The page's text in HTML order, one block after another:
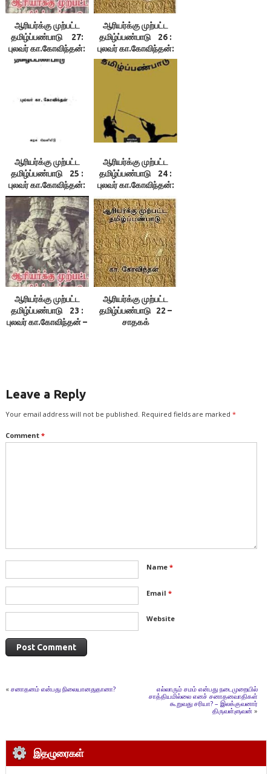
ஆரியர்க்கு முற்பட்ட
தமிழ்ப்பண்பாடு 27:
புலவர் கா.கோவிந்தன்:
சந்திரகுப்புதனும் தென்
ஆரியர்க்கு முற்பட்ட
தமிழ்ப்பண்பாடு 26 :
புலவர் கா.கோவிந்தன்:
சேர, சோழ, பாண்டிய
அரசுகள்
ஆரியர்க்கு முற்பட்ட
தமிழ்ப்பண்பாடு 25 :
புலவர் கா.கோவிந்தன்:
காத்தியாயனரும்
பதஞ்சலியும்
ஆரியர்க்கு முற்பட்ட
தமிழ்ப்பண்பாடு 24 :
புலவர் கா.கோவிந்தன்:
சீனா வுடன்
கொண்டிருந்த
வாணிகம்
ஆரியர்க்கு முற்பட்ட
தமிழ்ப்பண்பாடு 23 :
புலவர் கா.கோவிந்தன் –
ஆரியர்க்கு முற்பட்ட
தமிழ்ப்பண்பாடு 22 –
சாதகக்
Leave a Reply
Your email address will not be published. Required fields are marked *
Comment *
Name *
Email *
Website
« சனாதனம் என்பது நிலையானதுதானா?
எல்லாரும் சமம் என்பது நடைமுறையில்
சாத்தியமில்லை எனச் சனாதனவாதிகள்
கூறுவது சரியா? – இலக்குவனார்
திருவள்ளுவன் »
இதழுரைகள்